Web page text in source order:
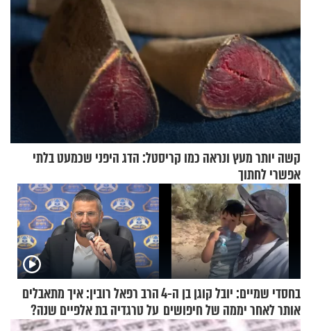
קשה יותר מעץ ונראה כמו קריסטל: הדג היפני שכמעט בלתי
אפשרי לחתוך
בחסדי שמיים: יובל קוגן בן ה-4
אותר לאחר יממה של חיפושים
הרב רפאל רובין: איך מתאבלים
על טרגדיה בת אלפיים שנה?